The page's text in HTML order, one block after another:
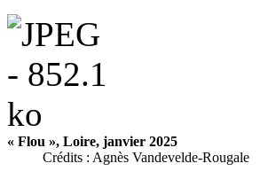
« Flou », Loire, janvier 2025
Crédits : Agnès Vandevelde-Rougale